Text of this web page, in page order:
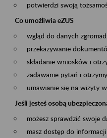
potwierdzi swoją
Co umożliwia eZUS
wgląd do danych
przekazywanie
składanie wniosków i
zadawanie pytań i
umawianie się na wizyty
Jeśli jesteś osobą
możesz sprawdzić swoje
masz dostęp do